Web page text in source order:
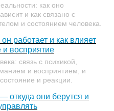
как оно
и как связано с
и состоянием человека.
работает и как влияет
и восприятие
связь с психикой,
и восприятием, и
и реакции.
они берутся и